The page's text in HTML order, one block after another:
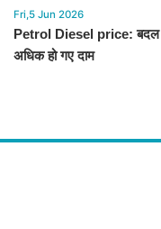
Fri,5 Jun 2026
Petrol Diesel price: बदल
अधिक हो गए दाम